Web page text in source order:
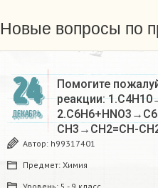
Новые вопросы по
24
ДЕКАБРЬ
Помогите
реакции:
CH3→CH2=CH-
Автор: h99317401
Предмет: Химия